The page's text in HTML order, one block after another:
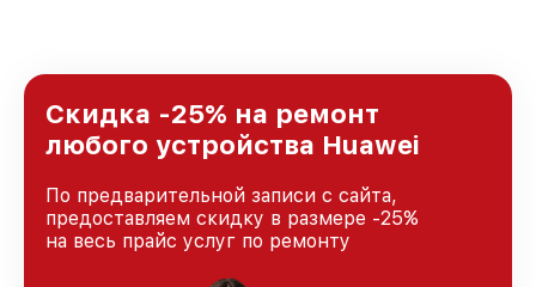
Москве, постоянно повышая уровень доверия
и лояльности наших клиентов.
Скидка -25% на ремонт
любого устройства Huawei
По предварительной записи с сайта,
предоставляем скидку в размере -25%
на весь прайс услуг по ремонту